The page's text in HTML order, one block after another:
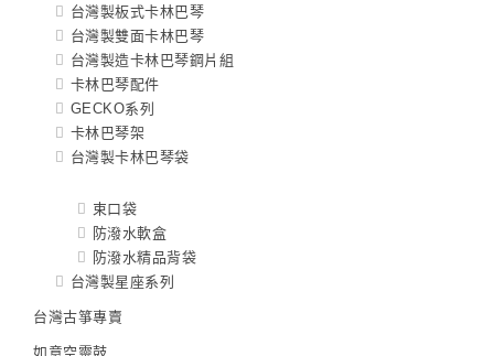
台灣製板式卡林巴琴
台灣製雙面卡林巴琴
台灣製造卡林巴琴鋼片組
卡林巴琴配件
GECKO系列
卡林巴琴架
台灣製卡林巴琴袋
束口袋
防潑水軟盒
防潑水精品背袋
台灣製星座系列
台灣古箏專賣
如意空靈鼓